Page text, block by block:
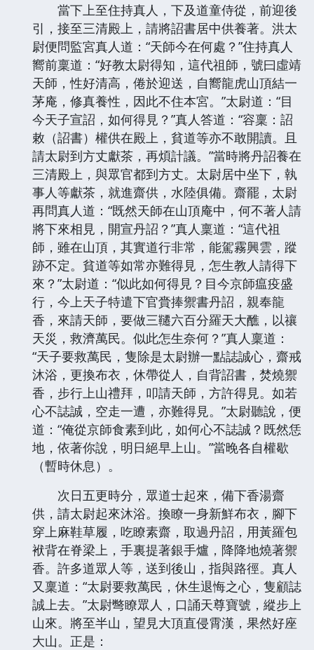
當下上至住持真人，下及道童侍從，前迎後
引，接至三清殿上，請將詔書居中供養著。洪太
尉便問監宮真人道：“天師今在何處？”住持真人
嚮前稟道：“好教太尉得知，這代祖師，號曰虛靖
天師，性好清高，倦於迎送，自嚮龍虎山頂結一
茅庵，修真養性，因此不住本宮。”太尉道：“目
今天子宣詔，如何得見？”真人答道：“容稟：詔
敕（詔書）權供在殿上，貧道等亦不敢開讀。且
請太尉到方丈獻茶，再煩計議。”當時將丹詔養在
三清殿上，與眾官都到方丈。太尉居中坐下，執
事人等獻茶，就進齋供，水陸俱備。齋罷，太尉
再問真人道：“既然天師在山頂庵中，何不著人請
將下來相見，開宣丹詔？”真人稟道：“這代祖
師，雖在山頂，其實道行非常，能駕霧興雲，蹤
跡不定。貧道等如常亦難得見，怎生教人請得下
來？”太尉道：“似此如何得見？目今京師瘟疫盛
行，今上天子特遣下官賫捧禦書丹詔，親奉龍
香，來請天師，要做三韆六百分羅天大醮，以禳
天災，救濟萬民。似此怎生奈何？”真人稟道：
“天子要救萬民，隻除是太尉辦一點誌誠心，齋戒
沐浴，更換布衣，休帶從人，自背詔書，焚燒禦
香，步行上山禮拜，叩請天師，方許得見。如若
心不誌誠，空走一遭，亦難得見。”太尉聽說，便
道：“俺從京師食素到此，如何心不誌誠？既然恁
地，依著你說，明日絕早上山。”當晚各自權歇
（暫時休息）。
次日五更時分，眾道士起來，備下香湯齋
供，請太尉起來沐浴。換瞭一身新鮮布衣，腳下
穿上麻鞋草履，吃瞭素齋，取過丹詔，用黃羅包
袱背在脊梁上，手裏提著銀手爐，降降地燒著禦
香。許多道眾人等，送到後山，指與路徑。真人
又稟道：“太尉要救萬民，休生退悔之心，隻顧誌
誠上去。”太尉彆瞭眾人，口誦天尊寶號，縱步上
山來。將至半山，望見大頂直侵霄漢，果然好座
大山。正是：